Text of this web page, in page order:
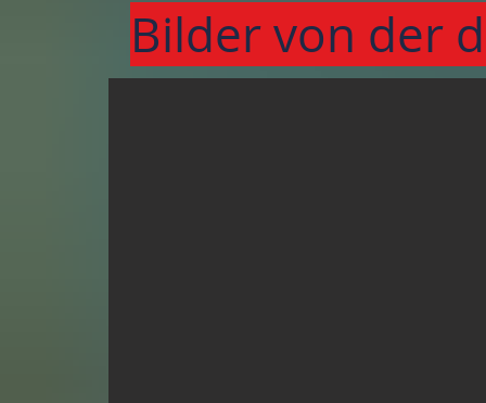
Bilder von der